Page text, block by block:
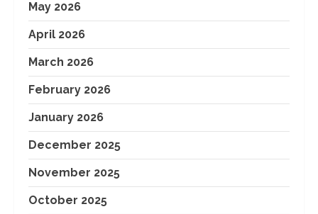
May 2026
April 2026
March 2026
February 2026
January 2026
December 2025
November 2025
October 2025